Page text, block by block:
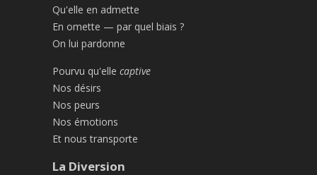
Qu'elle en admette
En omette — par quel biais ?
On lui pardonne
Pourvu qu'elle captive
Nos désirs
Nos peurs
Nos émotions
Et nous transporte
La Diversion